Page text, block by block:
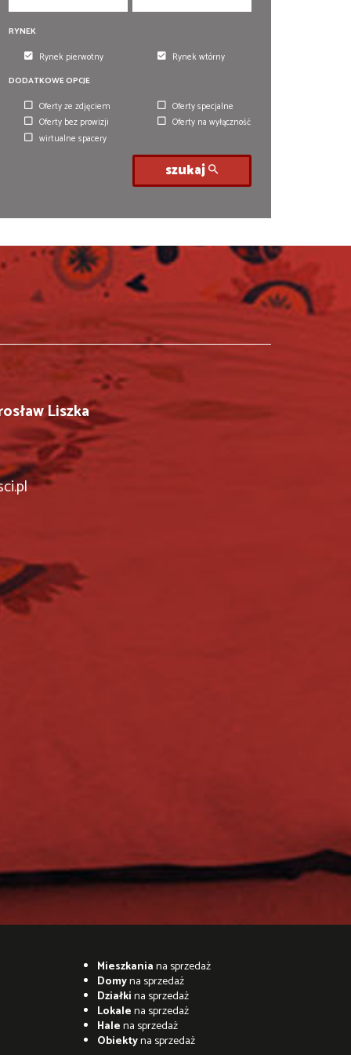
RYNEK
Rynek pierwotny
Rynek wtórny
DODATKOWE OPCJE
Oferty ze zdjęciem
Oferty specjalne
Oferty bez prowizji
Oferty na wyłączność
wirtualne spacery
szukaj
Liszka
Mieszkaniana sprzedaż
Domyna sprzedaż
Działkina sprzedaż
Lokalena sprzedaż
Halena sprzedaż
Obiektyna sprzedaż